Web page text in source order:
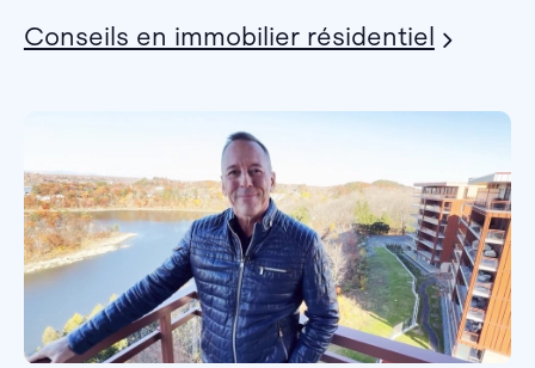
Conseils en immobilier résidentiel